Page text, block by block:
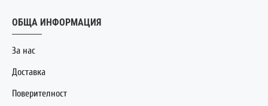
ОБЩА ИНФОРМАЦИЯ
За нас
Доставка
Поверителност